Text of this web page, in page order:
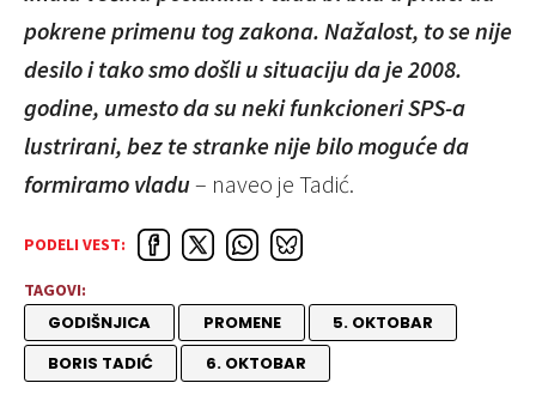
pokrene primenu tog zakona. Nažalost, to se nije
desilo i tako smo došli u situaciju da je 2008.
godine, umesto da su neki funkcioneri SPS-a
lustrirani, bez te stranke nije bilo moguće da
formiramo vladu– naveo je Tadić.
PODELI VEST:
TAGOVI:
GODIŠNJICA PROMENE
5. OKTOBAR
BORIS TADIĆ
6. OKTOBAR